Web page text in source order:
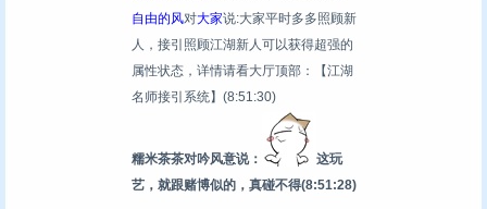
自由的风对大家说:大家平时多多照顾新
人，接引照顾江湖新人可以获得超强的
属性状态，详情请看大厅顶部：【江湖
名师接引系统】 (8:51:30)
糯米茶茶对吟风意说：
这玩
艺，就跟赌博似的，真碰不得(8:51:28)